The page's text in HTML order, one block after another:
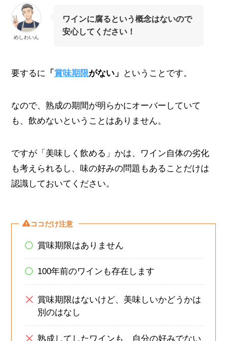
めしわいん
ワインに腐るという概念はないので
安心してください！
要するに 「 賞味期限がない」 ということです。
なので、熟成の期間が明らかにオーバーしていて
も、飲めないということはありません。
ですが「美味しく飲める」かは、ワイン自体の劣化
も考えられるし、味の好みの問題もあることだけは
認識しておいてください。
ココだけ注意
賞味期限はありません
100年前のワインも存在します
賞味期限はないけど、美味しいかどうかは
別のはなし
熟成してしたワインも、自分の好みでない